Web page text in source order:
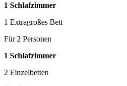
1 Schlafzimmer
1 Extragroßes Bett
Für 2 Personen
1 Schlafzimmer
2 Einzelbetten